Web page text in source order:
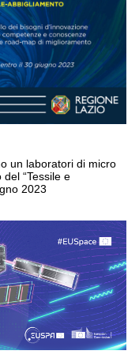
un laboratori di micro
“Tessile e
2023